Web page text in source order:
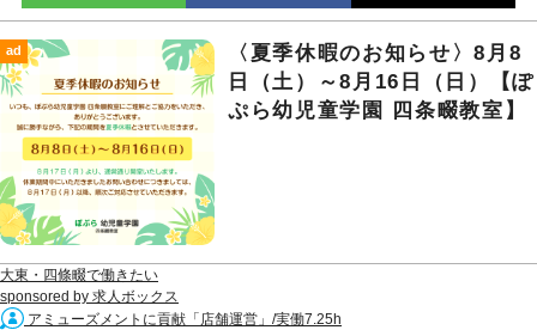
ad
〈夏季休暇のお知らせ〉8月8
日（土）～8月16日（日）【ぽ
ぷら幼児童学園 四条畷教室】
大東・四條畷で働きたい
sponsored by 求人ボックス
アミューズメントに貢献「店舗運営」/実働7.25h